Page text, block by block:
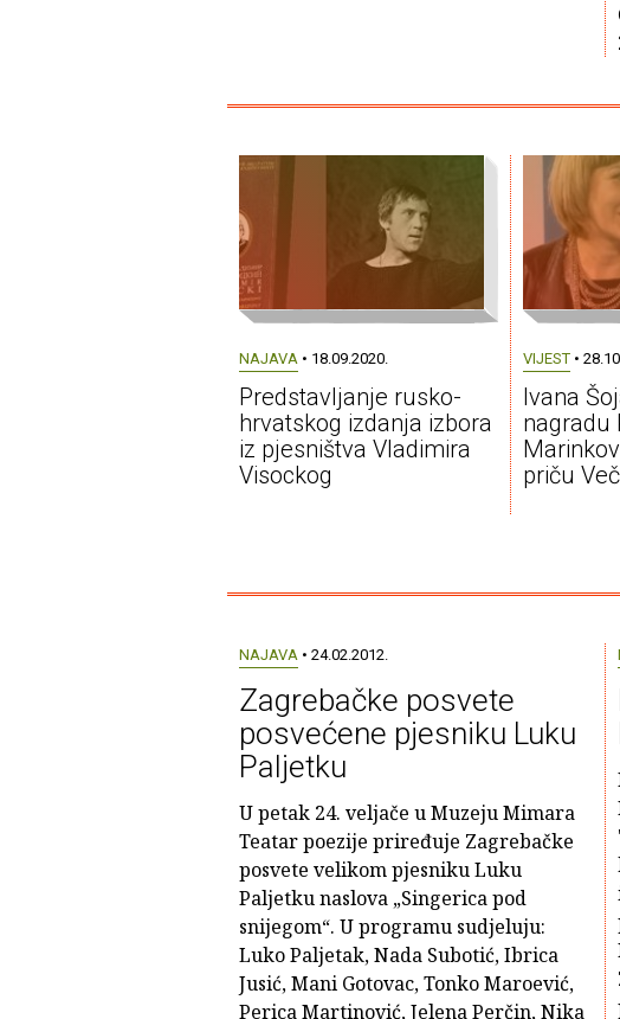
NAJAVA • 18.09.2020.
Predstavljanje rusko-
hrvatskog izdanja izbora
iz pjesništva Vladimira
Visockog
VIJEST•
Ivana
nagradu
priču
NAJAVA• 24.02.2012.
Zagrebačke posvete
posvećene pjesniku Luku
Paljetku
U petak 24. veljače u Muzeju Mimara
Teatar poezije priređuje Zagrebačke
posvete velikom pjesniku Luku
Paljetku naslova „Singerica pod
snijegom“. U programu sudjeluju:
Luko Paljetak, Nada Subotić, Ibrica
Jusić, Mani Gotovac, Tonko Maroević,
Perica Martinović, Jelena Perčin, Nika